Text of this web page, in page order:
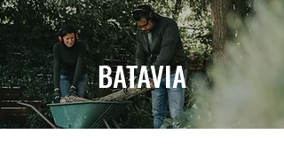
BATAVIA